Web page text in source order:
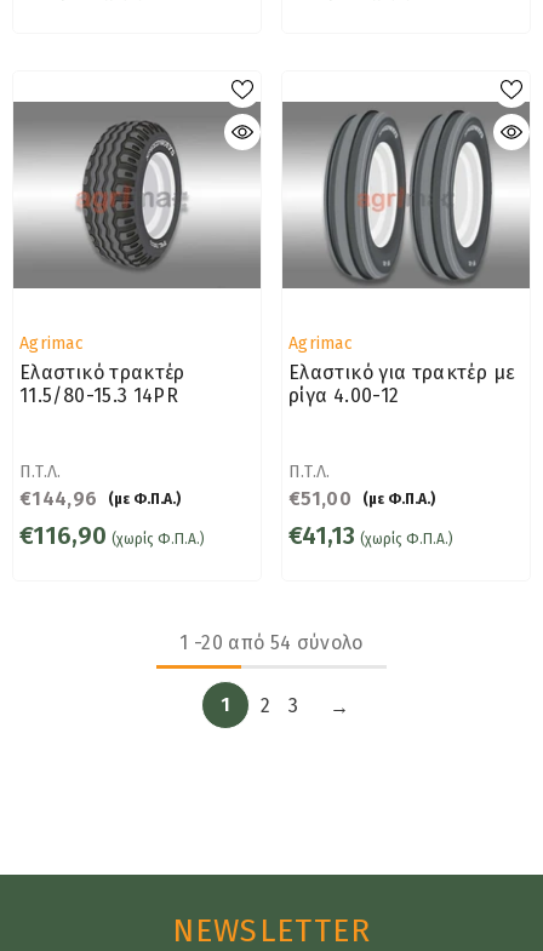
Προμηθευτής:
Agrimac
Ελαστικό τρακτέρ
11.5/80-15.3 14PR
Π.Τ.Λ.
€144,96 (με Φ.Π.Α.)
€116,90 (χωρίς Φ.Π.Α.)
Προμηθευτής:
Agrimac
Ελαστικό για τρακτέρ με
ρίγα 4.00-12
Π.Τ.Λ.
€51,00 (με Φ.Π.Α.)
€41,13 (χωρίς Φ.Π.Α.)
1 -20 από 54 σύνολο
1 2 3 →
NEWSLETTER